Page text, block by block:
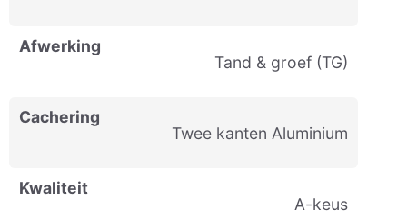
Afwerking
Tand & groef (TG)
Cachering
Twee kanten Aluminium
Kwaliteit
A-keus